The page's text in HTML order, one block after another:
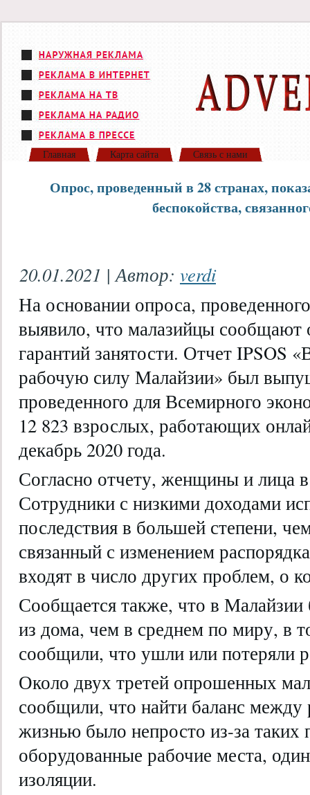
Главная Карта сайта Связь с нами
Опрос, проведенный в 28 странах,
беспокойства,
20.01.2021 | Автор: verdi
На основании опроса,
выявило, что малазийцы сообщают
гарантий занятости. Отчет IPSOS
рабочую силу Малайзии» был
проведенного для Всемирного
12 823 взрослых, работающих
декабрь 2020 года.
Согласно отчету, женщины и лица в
Сотрудники с низкими доходами
последствия в большей степени,
связанный с изменением
входят в число других проблем, о
Сообщается также, что в
из дома, чем в среднем по миру, в
сообщили, что ушли или потеряли
Около двух третей опрошенных
сообщили, что найти баланс между
жизнью было непросто из-за таких
оборудованные рабочие места,
изоляции.